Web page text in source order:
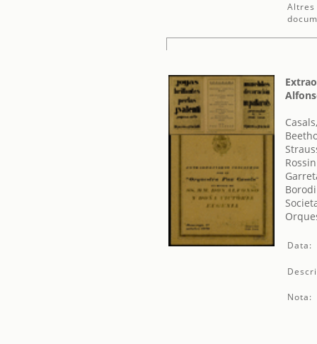
Altres
Data:
Nota: